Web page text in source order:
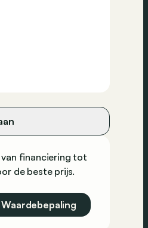
financiering tot
de beste prijs.
Waardebepaling